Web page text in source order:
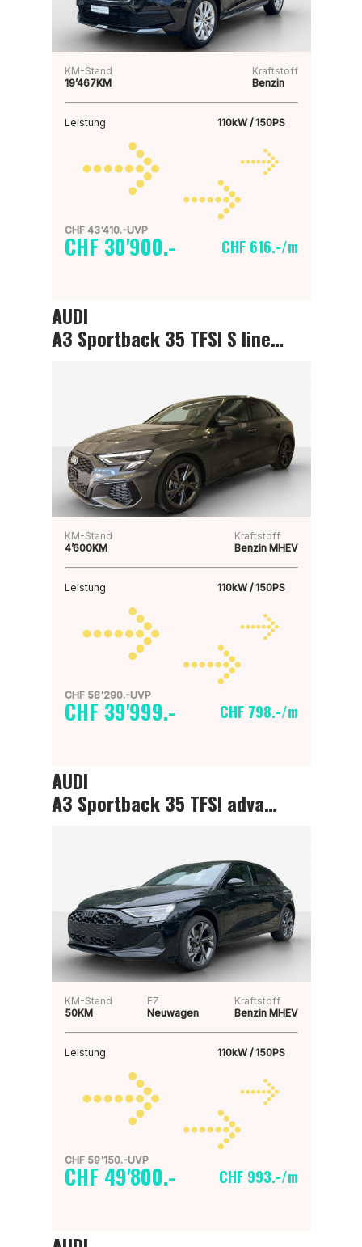
KM-Stand
19’467KM
Kraftstoff
Benzin
Leistung 110kW / 150PS
CHF 43'410.-UVP
CHF 30'900.- CHF 616.-/m
AUDI
A3 Sportback 35 TFSI S line Attraction
KM-Stand
4’600KM
Kraftstoff
Benzin MHEV
Leistung 110kW / 150PS
CHF 58'290.-UVP
CHF 39'999.- CHF 798.-/m
AUDI
A3 Sportback 35 TFSI advanced Attraction
KM-Stand
50KM
EZ
Neuwagen
Kraftstoff
Benzin MHEV
Leistung 110kW / 150PS
CHF 59'150.-UVP
CHF 49'800.- CHF 993.-/m